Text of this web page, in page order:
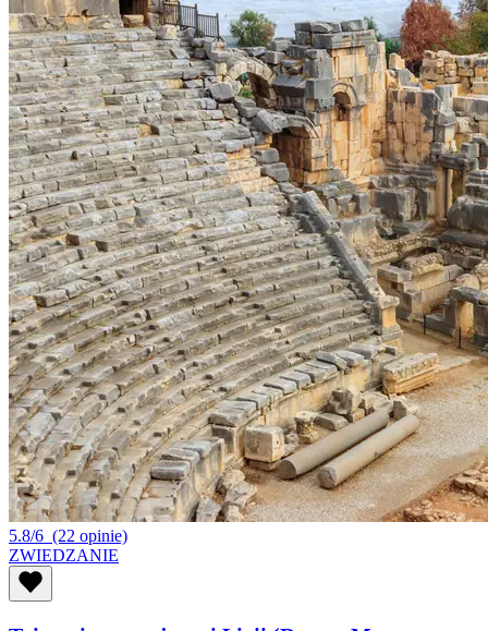
5.8/6 (22 opinie)
ZWIEDZANIE